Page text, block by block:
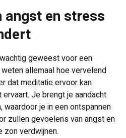
angst en stress
geweest voor een
allemaal hoe vervelend
dat meditatie ervoor kan
Je brengt je aandacht
waardoor je in een ontspannen
zullen gevoelens van angst en
verdwijnen.